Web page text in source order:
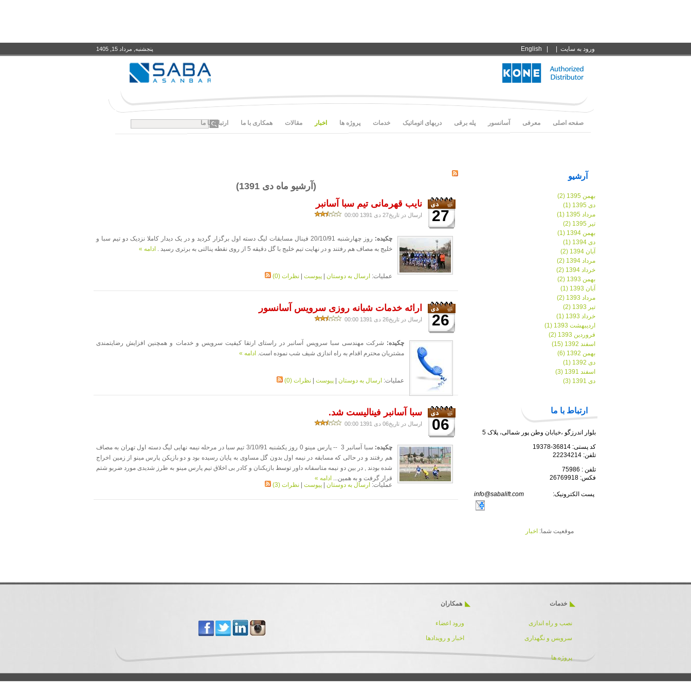
English ورود به سايت پنجشنبه, مرداد 15, 1405
صفحه اصلی معرفی آسانسور پله برقی دربهای اتوماتیک خدمات پروژه ها اخبار مقالات همکاری با ما ارتباط با ما
آرشیو
بهمن 1395 (2)
دی 1395 (1)
مرداد 1395 (1)
تیر 1395 (2)
بهمن 1394 (1)
دی 1394 (1)
آبان 1394 (2)
مرداد 1394 (2)
خرداد 1394 (2)
بهمن 1393 (2)
آبان 1393 (1)
مرداد 1393 (2)
تیر 1393 (2)
خرداد 1393 (1)
اردیبهشت 1393 (1)
فروردین 1393 (2)
اسفند 1392 (15)
بهمن 1392 (6)
دی 1392 (1)
اسفند 1391 (3)
دی 1391 (3)
ارتباط با ما
بلوار اندرزگو ،خیابان وطن پور شمالی، پلاک 5
کد پستی: 36814-19378
تلفن: 22234214
تلفن : 75986
فکس: 26769918
پست الکترونیک: info@sabalift.com
(آرشیو ماه دی 1391)
27
نایب قهرمانی تیم سبا آسانبر
ارسال در تاریخ27 دی 1391 00:00
چکیده:
روز چهارشنبه 20/10/91 فینال مسابقات لیگ دسته اول برگزار گردید و در یک دیدار کاملا نزدیک دو تیم سبا و
خلیج به مصاف هم رفتند و در نهایت تیم خلیج با گل دقیقه 5 از روی نقطه پنالتی به برتری رسید .
ادامه »
عملیات: ارسال به دوستان پیوست نظرات (0)
26
ارائه خدمات شبانه روزی سرویس آسانسور
ارسال در تاریخ26 دی 1391 00:00
چکیده: شرکت مهندسی سبا سرویس آسانبر در راستای ارتقا کیفیت سرویس و خدمات و همچنین افزایش رضایتمندی
مشتریان محترم اقدام به راه اندازی شیف شب نموده است. ادامه »
عملیات: ارسال به دوستان پیوست نظرات (0)
06
سبا آسانبر فینالیست شد.
ارسال در تاریخ06 دی 1391 00:00
چکیده:
سبا آسانبر 3 -- پارس مینو 0 روز یکشنبه 3/10/91 تیم سبا در مرحله نیمه نهایی لیگ دسته اول تهران به مصاف
هم رفتند و در حالی که مسابقه در نیمه اول بدون گل مساوی به پایان رسیده بود و دو بازیکن پارس مینو از زمین اخراج
شده بودند , در بین دو نیمه متاسفانه داور توسط بازیکنان و کادر بی اخلاق تیم پارس مینو به طرز شدیدی مورد ضربو شتم
قرار گرفت و به همین... ادامه »
عملیات: ارسال به دوستان پیوست نظرات (3)
موقعیت شما: اخبار
خدمات همکاران
نصب و راه اندازی ورود اعضاء
سرویس و نگهداری اخبار و رویدادها
پروژه ها